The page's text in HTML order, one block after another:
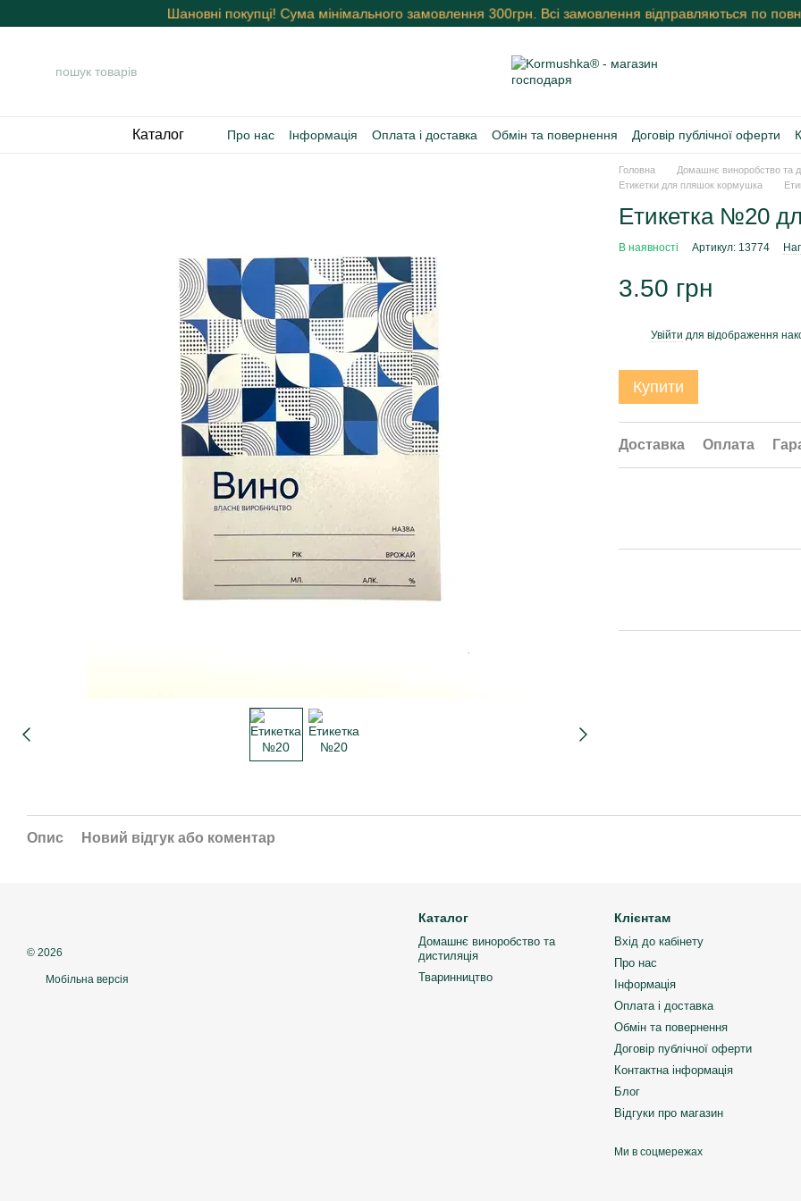
Перейти к основному контентуШановні покупці! Сума мінімального замовлення 300грн. Всі замовлення відправляються по
Каталог Про нас Інформація Оплата і доставка Обмін та повернення Договір публічної оферти
Головна Домашнє виноробство та
Етикетки для пляшок кормушка
Етикетка №20
В наявності Артикул: 13774
3.50 грн
Увійти для відображення
Купити
Доставка Оплата
Опис Новий відгук або коментар
© 2026
Мобільна версія
Каталог
Домашнє виноробство та
дистиляція
Тваринництво
Клієнтам
Вхід до кабінету
Про нас
Інформація
Оплата і доставка
Обмін та повернення
Договір публічної оферти
Контактна інформація
Блог
Відгуки про магазин
Ми в соцмережах